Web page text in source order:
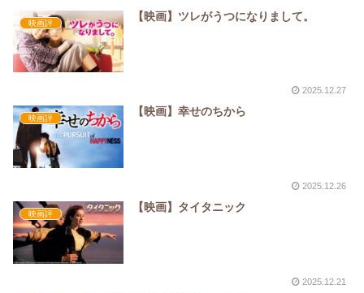
映画評
【映画】ツレがうつになりまして。
2025.12.27
映画評
【映画】幸せのちから
2025.12.26
映画評
【映画】タイタニック
2025.12.21